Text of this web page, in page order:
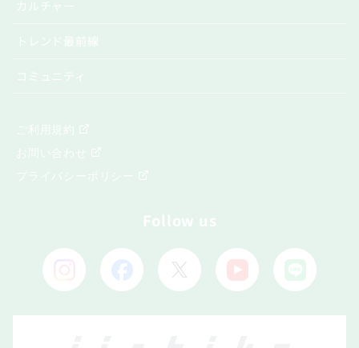
カルチャー
トレンド最前線
コミュニティ
ご利用規約
お問い合わせ
プライバシーポリシー
Follow us